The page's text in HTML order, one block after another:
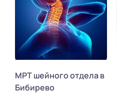
МРТ шейного отдела в
Бибирево